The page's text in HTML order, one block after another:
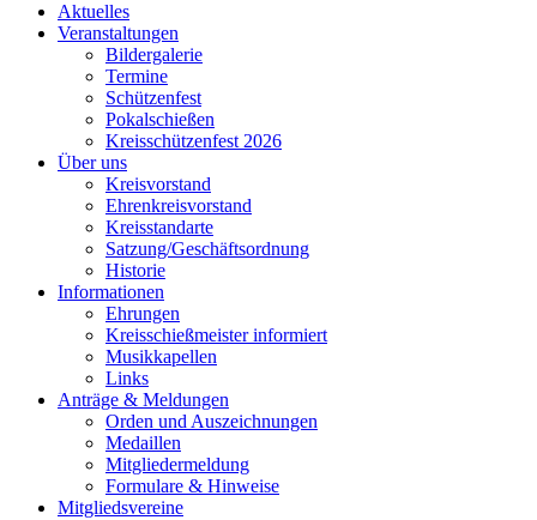
Aktuelles
Veranstaltungen
Bildergalerie
Termine
Schützenfest
Pokalschießen
Kreisschützenfest 2026
Über uns
Kreisvorstand
Ehrenkreisvorstand
Kreisstandarte
Satzung/Geschäftsordnung
Historie
Informationen
Ehrungen
Kreisschießmeister informiert
Musikkapellen
Links
Anträge & Meldungen
Orden und Auszeichnungen
Medaillen
Mitgliedermeldung
Formulare & Hinweise
Mitgliedsvereine